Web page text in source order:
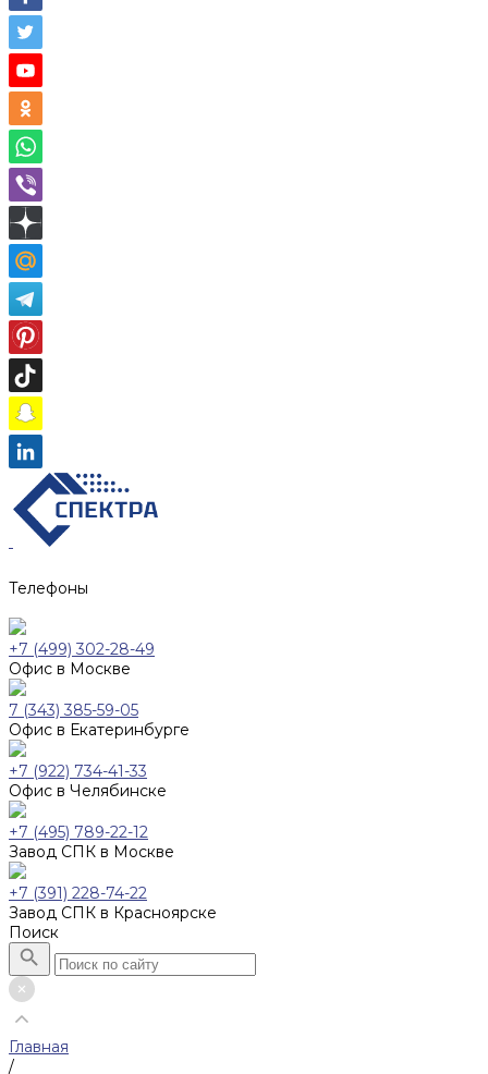
Телефоны
+7 (499) 302-28-49
Офис в Москве
7 (343) 385-59-05
Офис в Екатеринбурге
+7 (922) 734-41-33
Офис в Челябинске
+7 (495) 789-22-12
Завод СПК в Москве
+7 (391) 228-74-22
Завод СПК в Красноярске
Поиск
Главная
/